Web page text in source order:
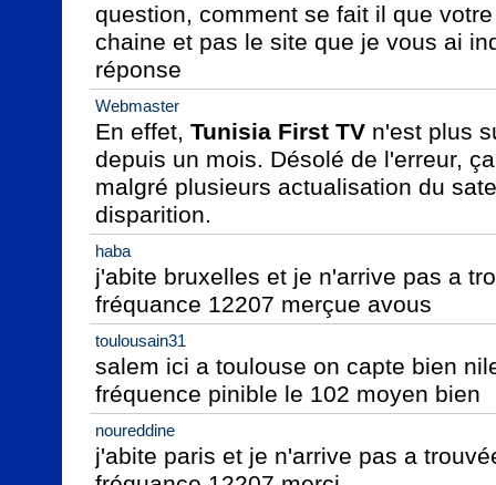
question, comment se fait il que
chaine et pas le site que je vous ai
réponse
Webmaster
En effet, Tunisia First TV n'est plus
depuis un mois. Désolé de l'erreur,
malgré plusieurs actualisation du
disparition.
haba
j'abite bruxelles et je n'arrive pas a
fréquance 12207 merçue avous
toulousain31
salem ici a toulouse on capte bien
fréquence pinible le 102 moyen bien
noureddine
j'abite paris et je n'arrive pas a